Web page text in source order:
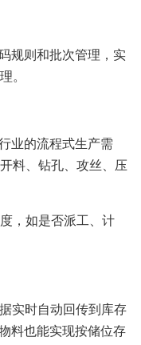
规则和批次管理，实
。
业的流程式生产需
料、钻孔、攻丝、压
，如是否派工、计
实时自动回传到库存
料也能实现按储位存